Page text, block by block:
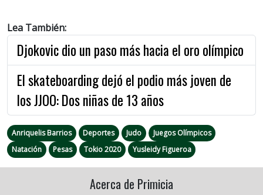
Lea También:
Djokovic dio un paso más hacia el oro olímpico
El skateboarding dejó el podio más joven de
los JJOO: Dos niñas de 13 años
Anriquelis Barrios Deportes Judo
Juegos Olímpicos
Natación
Pesas Tokio 2020 Yusleidy Figueroa
Acerca de Primicia